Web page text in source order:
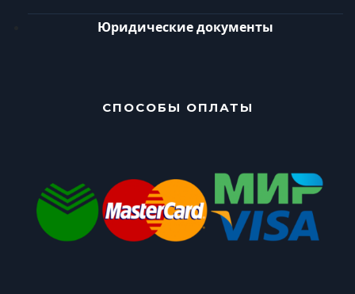
Юридические документы
СПОСОБЫ ОПЛАТЫ